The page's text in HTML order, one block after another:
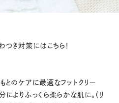
つき対策にはこちら！
とのケアに最適なフットクリー
よりふっくら柔らかな肌に。（リ